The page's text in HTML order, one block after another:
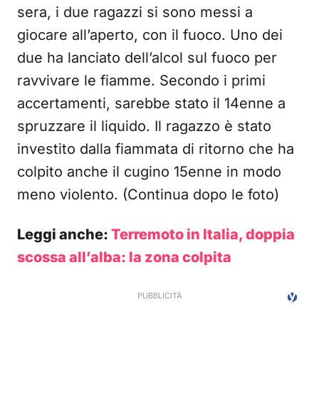
sera, i due ragazzi si sono messi a
giocare all’aperto, con il fuoco. Uno dei
due ha lanciato dell’alcol sul fuoco per
ravvivare le fiamme. Secondo i primi
accertamenti, sarebbe stato il 14enne a
spruzzare il liquido. Il ragazzo è stato
investito dalla fiammata di ritorno che ha
colpito anche il cugino 15enne in modo
meno violento. (Continua dopo le foto)
Leggi anche: Terremoto in Italia, doppia
scossa all’alba: la zona colpita